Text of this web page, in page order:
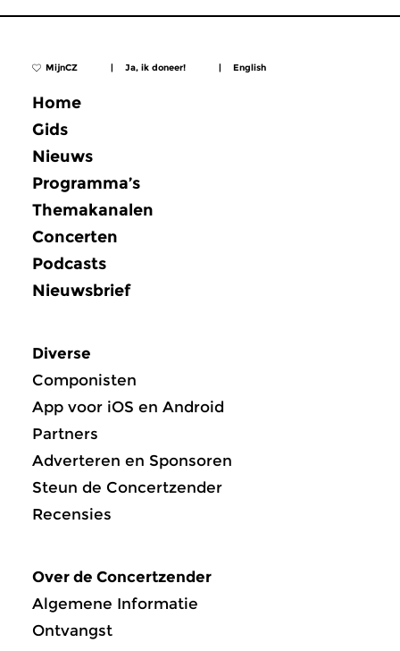
MijnCZ | Ja, ik doneer! | English
Home
Gids
Nieuws
Programma’s
Themakanalen
Concerten
Podcasts
Nieuwsbrief
Diverse
Componisten
App voor iOS en Android
Partners
Adverteren en Sponsoren
Steun de Concertzender
Recensies
Over de Concertzender
Algemene Informatie
Ontvangst